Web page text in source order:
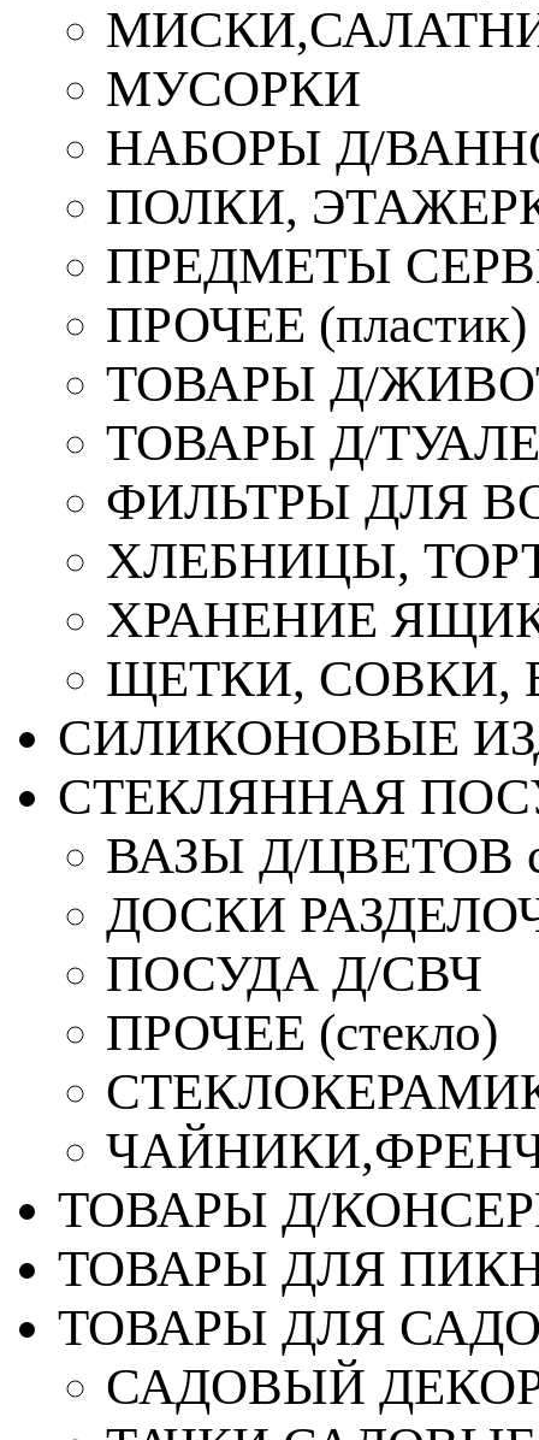
МУСОРКИ
НАБОРЫ Д/
ПОЛКИ,
ПРЕДМЕТЫ
ПРОЧЕЕ (пластик)
ТОВАРЫ Д/
ТОВАРЫ Д/
ФИЛЬТРЫ ДЛЯ
ХЛЕБНИЦЫ,
ХРАНЕНИЕ
ЩЕТКИ, СОВКИ,
СИЛИКОНОВЫЕ
СТЕКЛЯННАЯ
ВАЗЫ Д/ЦВЕТОВ
ДОСКИ
ПОСУДА Д/СВЧ
ПРОЧЕЕ (стекло)
ТОВАРЫ Д/
ТОВАРЫ ДЛЯ
ТОВАРЫ ДЛЯ
САДОВЫЙ